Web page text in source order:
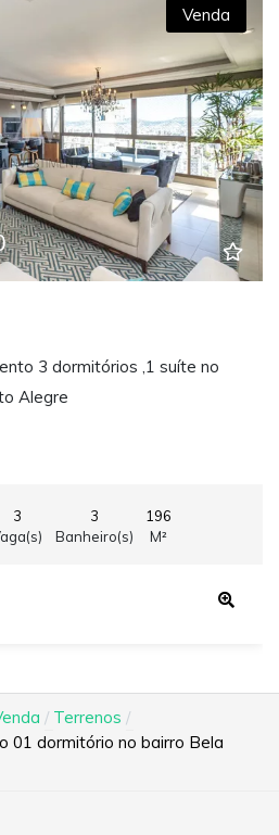
Next
Venda
3 dormitórios ,1 suíte no
Alegre
3
3
Banheiro(s)
196
M²
Terrenos
01 dormitório no bairro Bela